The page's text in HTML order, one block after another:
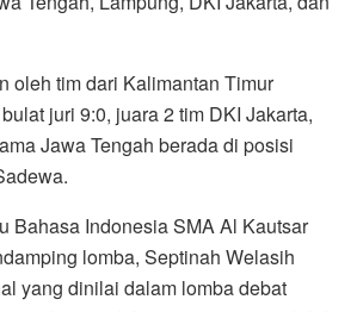
oleh tim dari Kalimantan Timur
juri 9:0, juara 2 tim DKI Jakarta,
Jawa Tengah berada di posisi
Bahasa Indonesia SMA Al Kautsar
lomba, Septinah Welasih
yang dinilai dalam lomba debat